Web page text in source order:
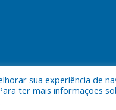
reservados a Prefeitura
sua experiência de
ter mais informações